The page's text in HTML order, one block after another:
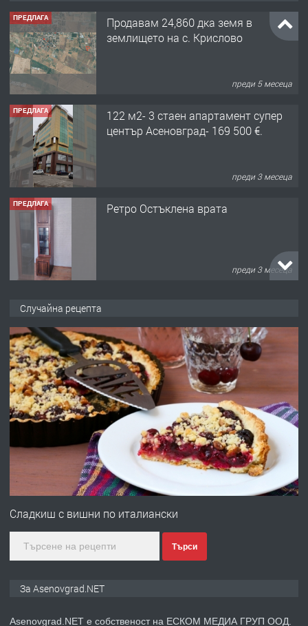
ПРЕДЛАГА
Продавам 24,860 дка земя в
землището на с. Крислово
преди 5 месеца
ПРЕДЛАГА
122 м2- 3 стаен апартамент супер
център Асеновград- 169 500 €.
преди 3 месеца
ПРЕДЛАГА Ретро Остъклена врата
преди 3 месеца
преди 10 месеца
ПРЕДЛАГА
Професионална броячна машина -
със сертификат от ЕЦБ
преди 1 година
ПРЕДЛАГА
Професионална зеленчукорезачка
Случайна рецепта
Сладкиш с вишни по италиански
Търси
За Asenovgrad.NET
Asenovgrad.NET е собственост на ЕСКОМ МЕДИА ГРУП ООД.